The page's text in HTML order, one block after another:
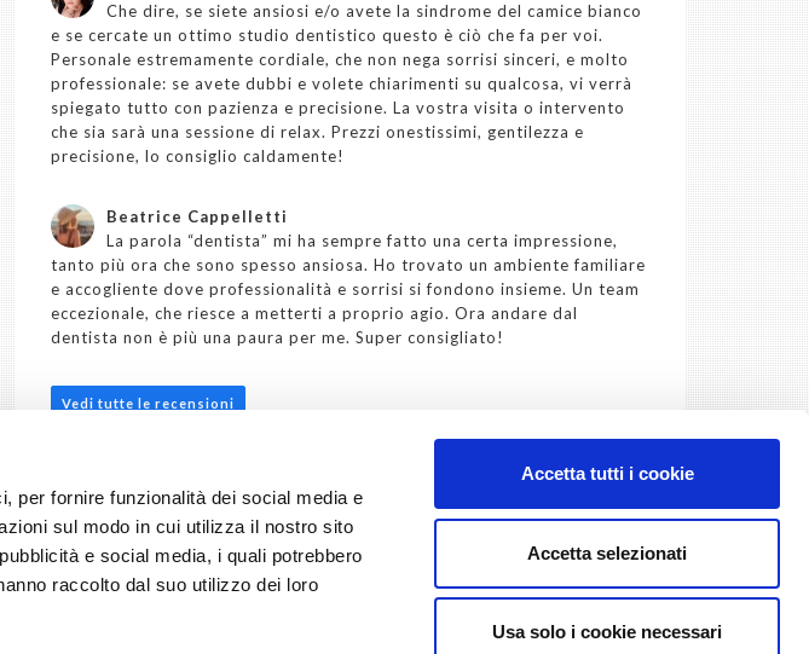
per fornire funzionalità dei social media e
sul modo in cui utilizza il nostro sito
e social media, i quali potrebbero
raccolto dal suo utilizzo dei loro
Accetta tutti i cookie
Accetta selezionati
Usa solo i cookie necessari
Che dire, se siete ansiosi e/o avete la sindrome del camice bianco
e se cercate un ottimo studio dentistico questo è ciò che fa per voi.
Personale estremamente cordiale, che non nega sorrisi sinceri, e molto
professionale: se avete dubbi e volete chiarimenti su qualcosa, vi verrà
spiegato tutto con pazienza e precisione. La vostra visita o intervento
che sia sarà una sessione di relax. Prezzi onestissimi, gentilezza e
precisione, lo consiglio caldamente!
Beatrice Cappelletti
La parola “dentista” mi ha sempre fatto una certa impressione,
tanto più ora che sono spesso ansiosa. Ho trovato un ambiente familiare
e accogliente dove professionalità e sorrisi si fondono insieme. Un team
eccezionale, che riesce a metterti a proprio agio. Ora andare dal
dentista non è più una paura per me. Super consigliato!
Vedi tutte le recensioni